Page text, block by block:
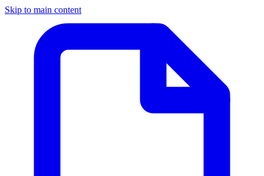
Skip to main content